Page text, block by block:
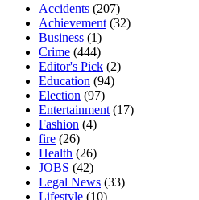
Accidents (207)
Achievement (32)
Business (1)
Crime (444)
Editor's Pick (2)
Education (94)
Election (97)
Entertainment (17)
Fashion (4)
fire (26)
Health (26)
JOBS (42)
Legal News (33)
Lifestyle (10)